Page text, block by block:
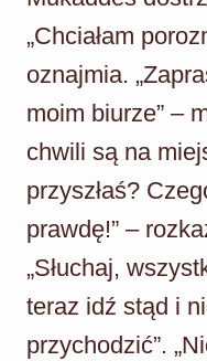
„Chciałam
oznajmia.
moim biurze” –
chwili są na
przyszłaś?
prawdę!” –
„Słuchaj,
teraz idź stąd i
przychodzić”.